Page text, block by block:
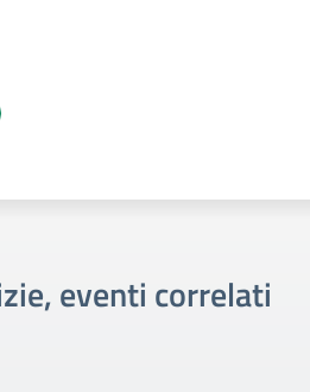
eventi correlati